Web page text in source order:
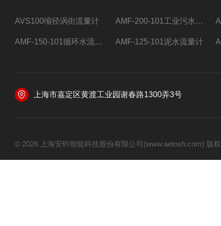
AVS100缩径涡街流量计 AMF-200-101工业污水流量计
AMF-150-101循环水流量计,电磁流量计 AMF-125-101泥水流量计
上海市嘉定区黄渡工业园谢春路1300弄3号
© 2026 上海安钧智能科技股份有限公司(www.aetosh.com)